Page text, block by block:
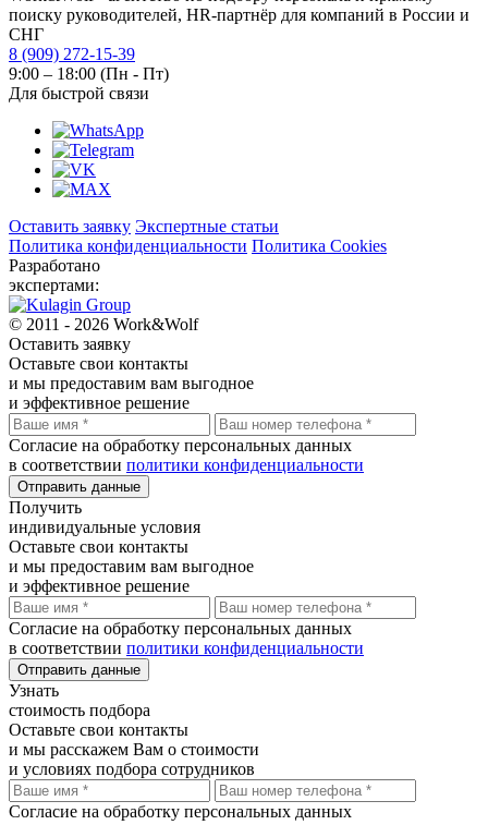
поиску руководителей, HR-партнёр для компаний в России и
СНГ
8 (909) 272-15-39
9:00 – 18:00 (Пн - Пт)
Для быстрой связи
Оставить заявку Экспертные статьи
Политика конфиденциальности Политика Cookies
Разработано
экспертами:
© 2011 - 2026 Work&Wolf
Оставить заявку
Оставьте свои контакты
и мы предоставим вам выгодное
и эффективное решение
Согласие на обработку персональных данных
в соответствии политики конфиденциальности
Отправить данные
Получить
индивидуальные условия
Оставьте свои контакты
и мы предоставим вам выгодное
и эффективное решение
Согласие на обработку персональных данных
в соответствии политики конфиденциальности
Отправить данные
Узнать
стоимость подбора
Оставьте свои контакты
и мы расскажем Вам о стоимости
и условиях подбора сотрудников
Согласие на обработку персональных данных